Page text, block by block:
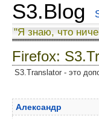
S3.Blog
"Я знаю, что
Firefox:
S3.Translator - это
Александр